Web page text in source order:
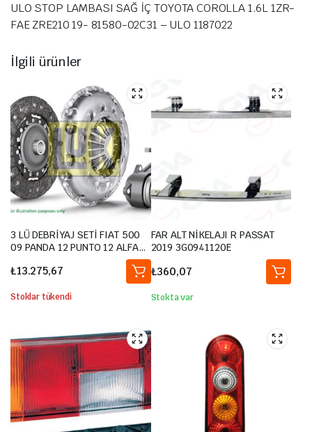
ULO STOP LAMBASI SAĞ İÇ TOYOTA COROLLA 1.6L 1ZR-
FAE ZRE210 19- 81580-02C31 – ULO 1187022
İlgili ürünler
3 LÜ DEBRİYAJ SETİ FIAT 500
09 PANDA 12 PUNTO 12 ALFA
YPSILON 12 1.3D MTJ
₺13.275,67
Stoklar tükendi
FAR ALT NİKELAJI R PASSAT
2019 3G0941120E
₺360,07
Stokta var